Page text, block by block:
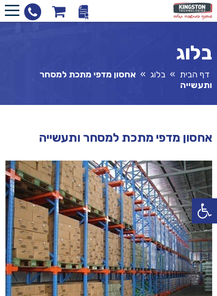
פתח סרגל נגישות
בלוג
דף הבית » בלוג » אחסון מדפי מתכת למסחר
ותעשייה
אחסון מדפי מתכת למסחר ותעשייה